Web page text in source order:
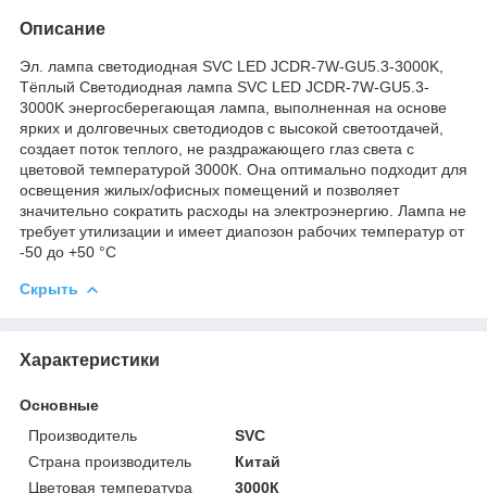
Описание
Эл. лампа светодиодная SVC LED JCDR-7W-GU5.3-3000K,
Тёплый Светодиодная лампа SVC LED JCDR-7W-GU5.3-
3000K энергосберегающая лампа, выполненная на основе
ярких и долговечных светодиодов с высокой светоотдачей,
создает поток теплого, не раздражающего глаз света с
цветовой температурой 3000К. Она оптимально подходит для
освещения жилых/офисных помещений и позволяет
значительно сократить расходы на электроэнергию. Лампа не
требует утилизации и имеет диапозон рабочих температур от
-50 до +50 °C
Скрыть
Характеристики
Основные
Производитель
SVC
Страна производитель
Китай
Цветовая температура
3000К